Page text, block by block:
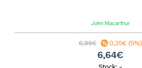
John Macarthur
6,99€ 0,35€ (5%)
6,64€